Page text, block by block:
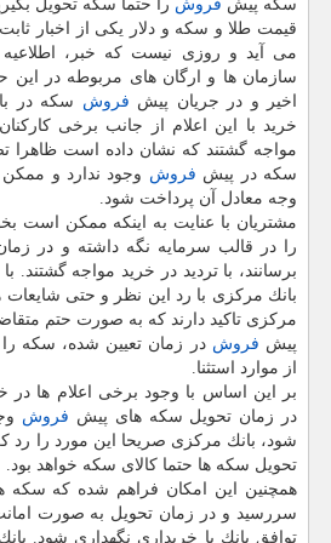
سكه پیش فروش را حتما سكه تحویل
قیمت طلا و سكه و دلار یكی از اخبار
می آید و روزی نیست كه خبر، اطلاعیه
سازمان ها و ارگان های مربوطه در این
اخیر و در جریان پیش فروش سكه در
خرید با این اعلام از جانب برخی
مواجه گشتند كه نشان داده است ظاهرا
سكه در پیش فروش وجود ندارد و
وجه معادل آن پرداخت شود.
مشتریان با عنایت به اینكه ممكن است
را در قالب سرمایه نگه داشته و در
برسانند، با تردید در خرید مواجه گشتند.
بانك مركزی با رد این نظر و حتی شایعات
مركزی تاكید دارند كه به صورت حتم
پیش فروش در زمان تعیین شده، سكه
از موارد استثنا.
بر این اساس با وجود برخی اعلام ها
در زمان تحویل سكه های پیش فروش
شود، بانك مركزی صریحا این مورد را رد
تحویل سكه ها حتما كالای سكه خواهد بود.
همچنین این امكان فراهم شده كه سكه
سررسید و در زمان تحویل به صورت
توافق بانك با خریداری نگهداری شود.